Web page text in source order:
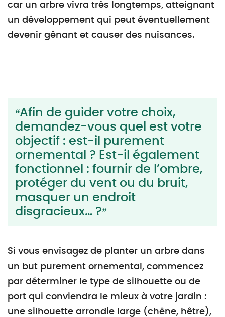
car un arbre vivra très longtemps, atteignant
un développement qui peut éventuellement
devenir gênant et causer des nuisances.
Afin de guider votre choix,
demandez-vous quel est votre
objectif : est-il purement
ornemental ? Est-il également
fonctionnel : fournir de l’ombre,
protéger du vent ou du bruit,
masquer un endroit
disgracieux… ?
Si vous envisagez de planter un arbre dans
un but purement ornemental, commencez
par déterminer le type de silhouette ou de
port qui conviendra le mieux à votre jardin :
une silhouette arrondie large (chêne, hêtre),